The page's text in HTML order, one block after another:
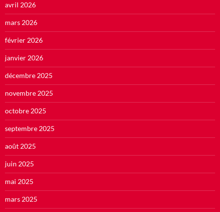
avril 2026
mars 2026
février 2026
janvier 2026
décembre 2025
novembre 2025
octobre 2025
septembre 2025
août 2025
juin 2025
mai 2025
mars 2025